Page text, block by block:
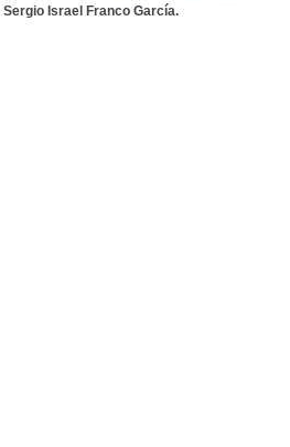
Israel Franco García.